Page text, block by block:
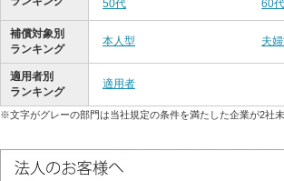
50代
60
補償対象別
ランキング
本人型 夫
適用者別
ランキング
適用者
※文字がグレーの部門は当社規定の条件を満たした企業が2社